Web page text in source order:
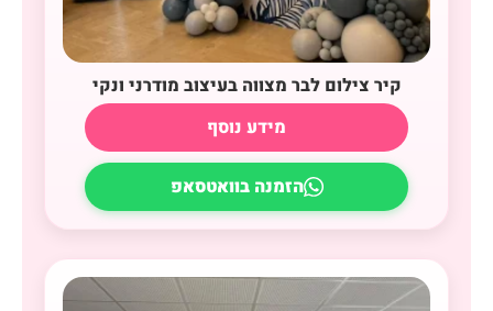
קיר צילום לבר מצווה בעיצוב מודרני ונקי
מידע נוסף
הזמנה בוואטסאפ